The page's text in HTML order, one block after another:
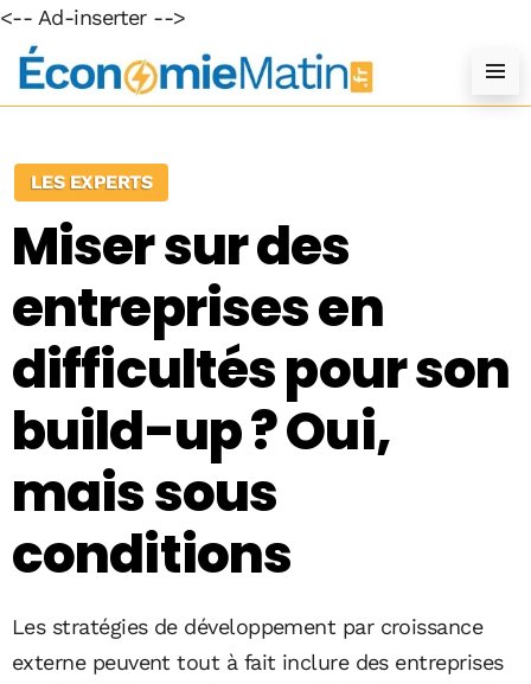
<-- Ad-inserter -->
LES EXPERTS
Miser sur des
entreprises en
difficultés pour son
build-up ? Oui,
mais sous
conditions
Les stratégies de développement par croissance
externe peuvent tout à fait inclure des entreprises